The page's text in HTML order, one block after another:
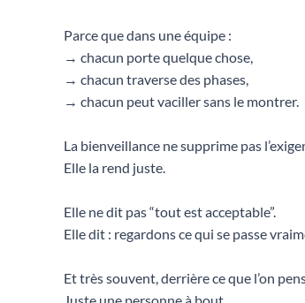
Parce que dans une équipe :
→ chacun porte quelque chose,
→ chacun traverse des phases,
→ chacun peut vaciller sans le montrer.
La bienveillance ne supprime pas
Elle la rend juste.
Elle ne dit pas “tout est acceptable”.
Elle dit : regardons ce qui se passe
Et très souvent, derrière ce que l’on